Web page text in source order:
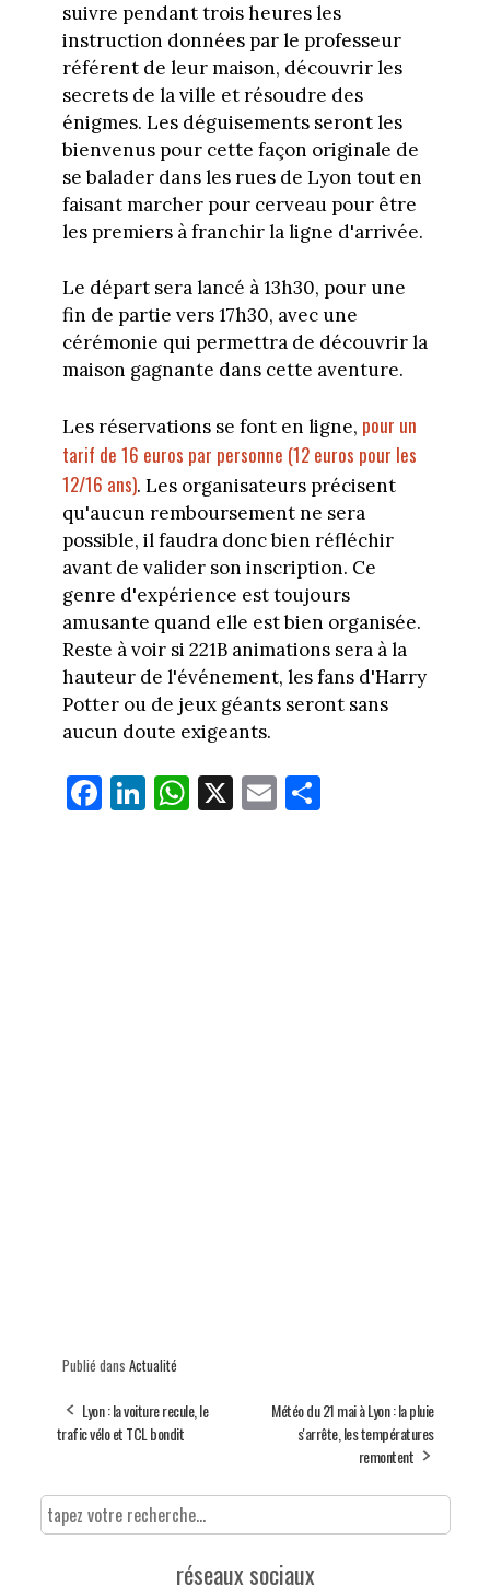
suivre pendant trois heures les
instruction données par le professeur
référent de leur maison, découvrir les
secrets de la ville et résoudre des
énigmes. Les déguisements seront les
bienvenus pour cette façon originale de
se balader dans les rues de Lyon tout en
faisant marcher pour cerveau pour être
les premiers à franchir la ligne d'arrivée.
Le départ sera lancé à 13h30, pour une
fin de partie vers 17h30, avec une
cérémonie qui permettra de découvrir la
maison gagnante dans cette aventure.
Les réservations se font en ligne, pour un
tarif de 16 euros par personne (12 euros pour les
12/16 ans). Les organisateurs précisent
qu'aucun remboursement ne sera
possible, il faudra donc bien réfléchir
avant de valider son inscription. Ce
genre d'expérience est toujours
amusante quand elle est bien organisée.
Reste à voir si 221B animations sera à la
hauteur de l'événement, les fans d'Harry
Potter ou de jeux géants seront sans
aucun doute exigeants.
Fa
ce
Li
nk
W
ha
X E
m
Pa
rt
Publié dans Actualité
Lyon : la voiture recule, le
trafic vélo et TCL bondit
Météo du 21 mai à Lyon : la pluie
s'arrête, les températures
remontent
réseaux sociaux